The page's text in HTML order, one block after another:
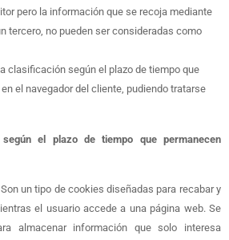
pero la información que se recoja mediante
tercero, no pueden ser consideradas como
clasificación según el plazo de tiempo que
el navegador del cliente, pudiendo tratarse
el plazo de tiempo que permanecen
Son un tipo de cookies diseñadas para recabar y
el usuario accede a una página web. Se
almacenar información que solo interesa